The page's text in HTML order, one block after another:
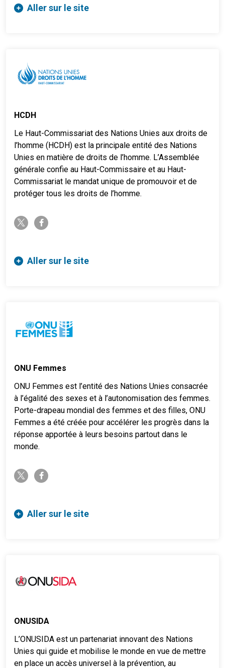
Aller sur le site
HCDH
Le Haut-Commissariat des Nations Unies aux droits de
l’homme (HCDH) est la principale entité des Nations
Unies en matière de droits de l’homme. L’Assemblée
générale confie au Haut-Commissaire et au Haut-
Commissariat le mandat unique de promouvoir et de
protéger tous les droits de l’homme.
twitter-x facebook-f
Aller sur le site
ONU Femmes
ONU Femmes est l’entité des Nations Unies consacrée
à l’égalité des sexes et à l’autonomisation des femmes.
Porte-drapeau mondial des femmes et des filles, ONU
Femmes a été créée pour accélérer les progrès dans la
réponse apportée à leurs besoins partout dans le
monde.
twitter-x facebook-f
Aller sur le site
ONUSIDA
L’ONUSIDA est un partenariat innovant des Nations
Unies qui guide et mobilise le monde en vue de mettre
en place un accès universel à la prévention, au